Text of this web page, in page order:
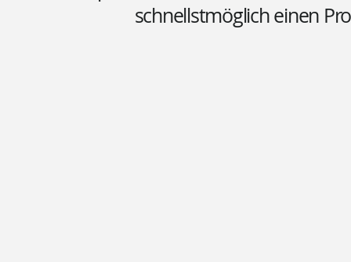
schnellstmöglich einen